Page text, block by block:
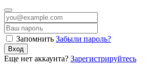
Запомнить Забыли пароль?
Вход
Еще нет аккаунта? Зарегистрируйтесь